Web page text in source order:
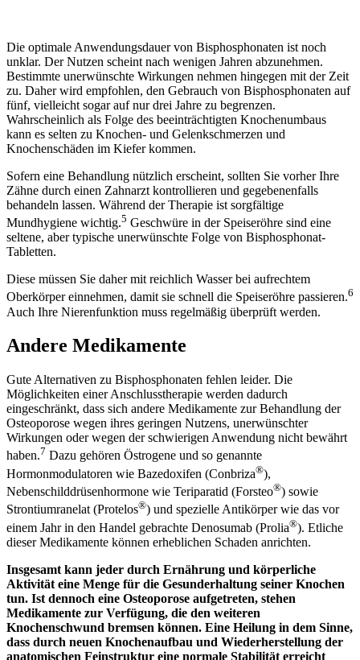
Die optimale Anwendungsdauer von Bisphosphonaten ist noch
unklar. Der Nutzen scheint nach wenigen Jahren abzunehmen.
Bestimmte unerwünschte Wirkungen nehmen hingegen mit der Zeit
zu. Daher wird empfohlen, den Gebrauch von Bisphosphonaten auf
fünf, vielleicht sogar auf nur drei Jahre zu begrenzen.
Wahrscheinlich als Folge des beeinträchtigten Knochenumbaus
kann es selten zu Knochen- und Gelenkschmerzen und
Knochenschäden im Kiefer kommen.
Sofern eine Behandlung nützlich erscheint, sollten Sie vorher Ihre
Zähne durch einen Zahnarzt kontrollieren und gegebenenfalls
behandeln lassen. Während der Therapie ist sorgfältige
Mundhygiene wichtig.5 Geschwüre in der Speiseröhre sind eine
seltene, aber typische unerwünschte Folge von Bisphosphonat-
Tabletten.
Diese müssen Sie daher mit reichlich Wasser bei aufrechtem
Oberkörper einnehmen, damit sie schnell die Speiseröhre passieren.6
Auch Ihre Nierenfunktion muss regelmäßig überprüft werden.
Andere Medikamente
Gute Alternativen zu Bisphosphonaten fehlen leider. Die
Möglichkeiten einer Anschlusstherapie werden dadurch
eingeschränkt, dass sich andere Medikamente zur Behandlung der
Osteoporose wegen ihres geringen Nutzens, unerwünschter
Wirkungen oder wegen der schwierigen Anwendung nicht bewährt
haben.7 Dazu gehören Östrogene und so genannte
Hormonmodulatoren wie Bazedoxifen (Conbriza®),
Nebenschilddrüsenhormone wie Teriparatid (Forsteo®) sowie
Strontiumranelat (Protelos®) und spezielle Antikörper wie das vor
einem Jahr in den Handel gebrachte Denosumab (Prolia®). Etliche
dieser Medikamente können erheblichen Schaden anrichten.
Insgesamt kann jeder durch Ernährung und körperliche
Aktivität eine Menge für die Gesunderhaltung seiner Knochen
tun. Ist dennoch eine Osteoporose aufgetreten, stehen
Medikamente zur Verfügung, die den weiteren
Knochenschwund bremsen können. Eine Heilung in dem Sinne,
dass durch neuen Knochenaufbau und Wiederherstellung der
anatomischen Feinstruktur eine normale Stabilität erreicht